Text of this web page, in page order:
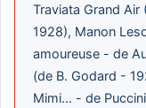
Traviata Grand
1928), Manon
amoureuse - de
(de B. Godard -
Mimi... - de